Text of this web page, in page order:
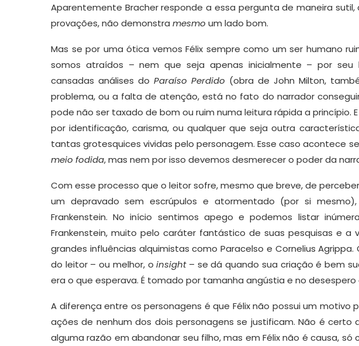
Aparentemente Bracher responde a essa pergunta de maneira sutil,
provações, não demonstra mesmo um lado bom.
Mas se por uma ótica vemos Félix sempre como um ser humano
somos atraídos – nem que seja apenas inicialmente – por seu
cansadas análises do Paraíso Perdido (obra de John Milton,
problema, ou a falta de atenção, está no fato do narrador
pode não ser taxado de bom ou ruim numa leitura rápida a princípio.
por identificação, carisma, ou qualquer que seja outra
tantas grotesquices vividas pelo personagem. Esse caso acontece
meio fodida, mas nem por isso devemos desmerecer o poder da
Com esse processo que o leitor sofre, mesmo que breve, de
um depravado sem escrúpulos e atormentado (por si
Frankenstein. No início sentimos apego e podemos listar
Frankenstein, muito pelo caráter fantástico de suas pesquisas e a
grandes influências alquimistas como Paracelso e Cornelius
do leitor – ou melhor, oinsight ­­– se dá quando sua criação é bem
era o que esperava. É tomado por tamanha angústia e no
A diferença entre os personagens é que Félix não possui um motivo
ações de nenhum dos dois personagens se justificam. Não é certo
alguma razão em abandonar seu filho, mas em Félix não é causa, só